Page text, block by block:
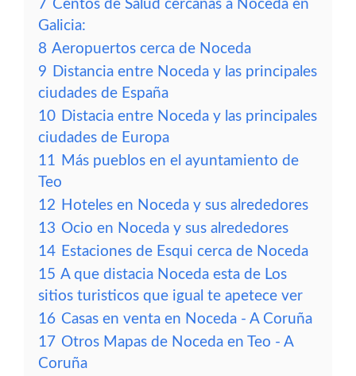
7 Centos de Salud cercanas a Noceda en
Galicia:
8 Aeropuertos cerca de Noceda
9 Distancia entre Noceda y las principales
ciudades de España
10 Distacia entre Noceda y las principales
ciudades de Europa
11 Más pueblos en el ayuntamiento de
Teo
12 Hoteles en Noceda y sus alrededores
13 Ocio en Noceda y sus alrededores
14 Estaciones de Esqui cerca de Noceda
15 A que distacia Noceda esta de Los
sitios turisticos que igual te apetece ver
16 Casas en venta en Noceda - A Coruña
17 Otros Mapas de Noceda en Teo - A
Coruña